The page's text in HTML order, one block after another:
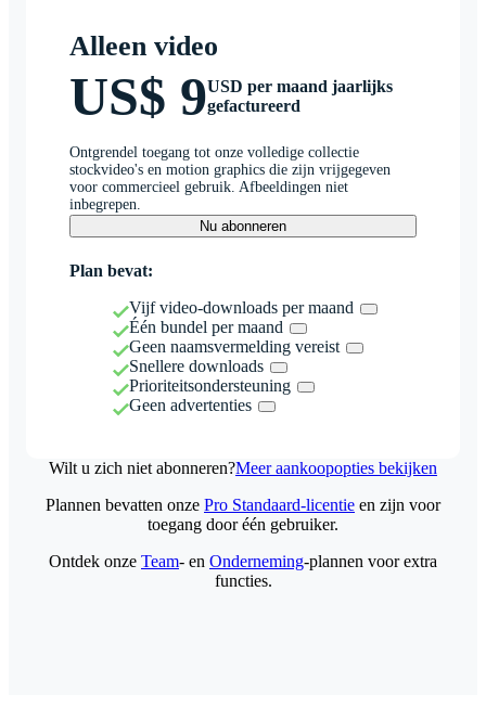
Alleen video
US$ 9USD per maand jaarlijks
gefactureerd
Ontgrendel toegang tot onze volledige collectie
stockvideo's en motion graphics die zijn vrijgegeven
voor commercieel gebruik. Afbeeldingen niet
inbegrepen.
Nu abonneren
Plan bevat:
Vijf video-downloads per maand
Één bundel per maand
Geen naamsvermelding vereist
Snellere downloads
Prioriteitsondersteuning
Geen advertenties
Wilt u zich niet abonneren?Meer aankoopopties bekijken
Plannen bevatten onze Pro Standaard-licentie en zijn voor
toegang door één gebruiker.
Ontdek onze Team- en Onderneming-plannen voor extra
functies.